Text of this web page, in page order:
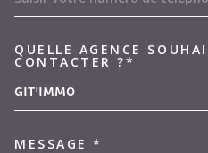
QUELLE AGENCE
CONTACTER ?*
GIT'IMMO
MESSAGE *